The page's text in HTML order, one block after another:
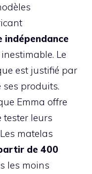
indépendance
Le
est justifié par
produits.
Emma offre
leurs
matelas
de 400
les moins